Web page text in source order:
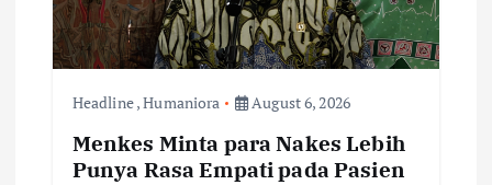
Headline,Humaniora August 6, 2026
Menkes Minta para Nakes Lebih
Punya Rasa Empati pada Pasien